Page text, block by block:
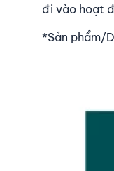
đi vào hoạt
*Sản phẩm/